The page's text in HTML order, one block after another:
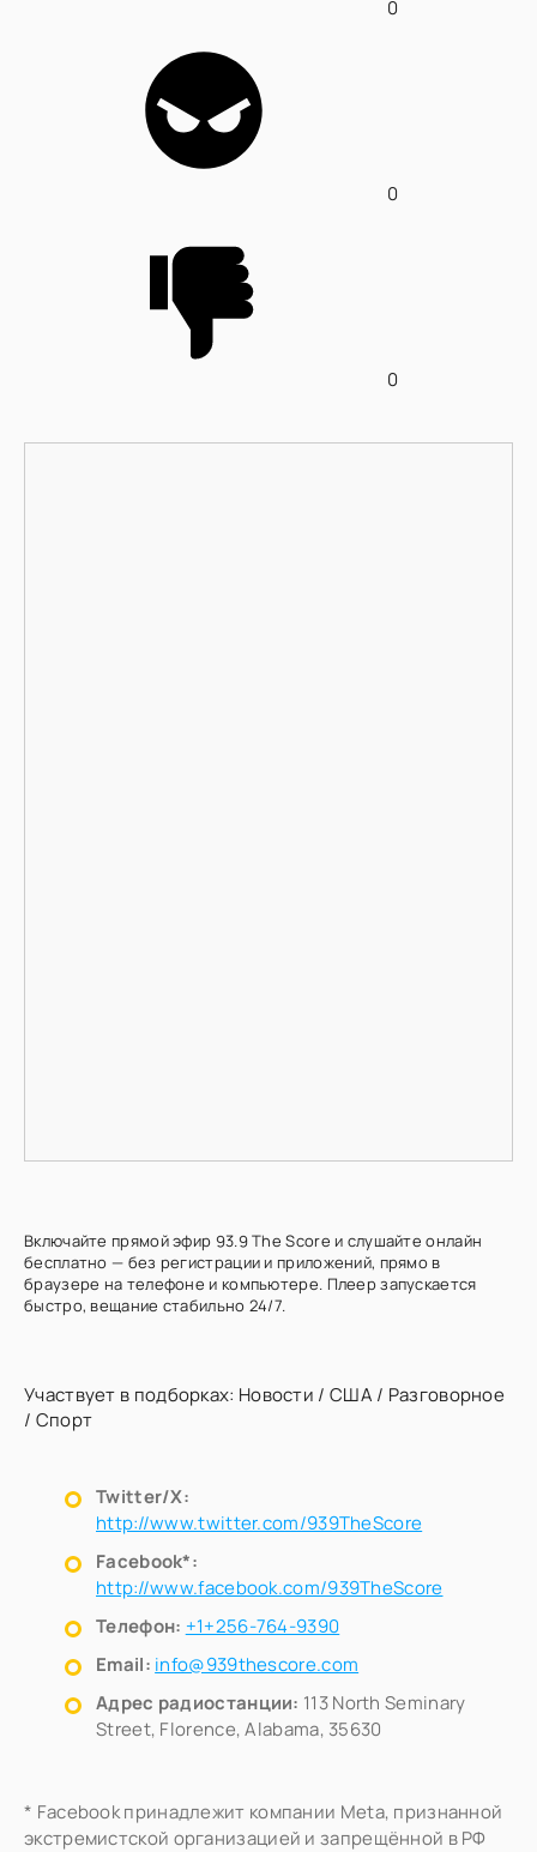
0
0
0
Включайте прямой эфир 93.9 The Score и слушайте онлайн
бесплатно — без регистрации и приложений, прямо в
браузере на телефоне и компьютере. Плеер запускается
быстро, вещание стабильно 24/7.
Участвует в подборках: Новости / США / Разговорное
/ Спорт
Twitter/X:
http://www.twitter.com/939TheScore
Facebook*:
http://www.facebook.com/939TheScore
Телефон: +1+256-764-9390
Email: info@939thescore.com
Адрес радиостанции: 113 North Seminary
Street, Florence, Alabama, 35630
* Facebook принадлежит компании Meta, признанной
экстремистской организацией и запрещённой в РФ